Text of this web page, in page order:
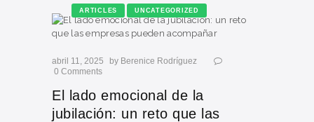
ARTICLES UNCATEGORIZED
abril 11, 2025 by Berenice Rodríguez
0 Comments
El lado emocional de la
jubilación: un reto que las